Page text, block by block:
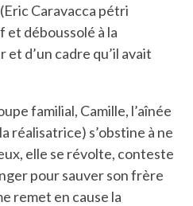
Caravacca pétri
et déboussolé à la
d’un cadre qu’il avait
familial, Camille, l’aînée
réalisatrice) s’obstine à ne
elle se révolte, conteste
pour sauver son frère
remet en cause la